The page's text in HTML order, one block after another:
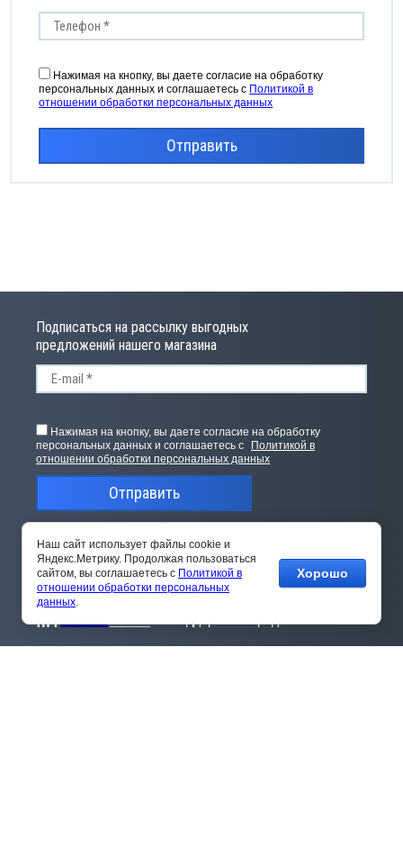
Нажимая на кнопку, вы даете согласие на обработку
персональных данных и соглашаетесь с Политикой в
отношении обработки персональных данных
Отправить
Подписаться на рассылку выгодных
предложений нашего магазина
Нажимая на кнопку, вы даете согласие на обработку
персональных данных и соглашаетесь с
Политикой в
отношении обработки персональных данных
Отправить
Наш сайт использует файлы cookie и
Яндекс.Метрику. Продолжая пользоваться
сайтом, вы соглашаетесь с Политикой в
отношении обработки персональных
данных.
Хорошо